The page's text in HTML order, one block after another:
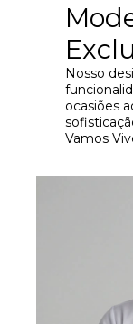
Nosso
ocasiões
Vamos